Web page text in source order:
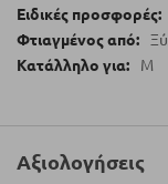
M
Αξιολογήσεις